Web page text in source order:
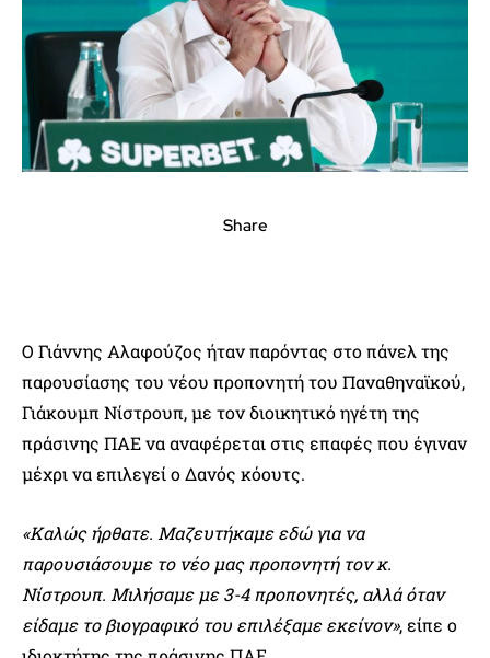
Share
Ο Γιάννης Αλαφούζος ήταν παρόντας στο πάνελ της
παρουσίασης του νέου προπονητή του Παναθηναϊκού,
Γιάκουμπ Νίστρουπ, με τον διοικητικό ηγέτη της
πράσινης ΠΑΕ να αναφέρεται στις επαφές που έγιναν
μέχρι να επιλεγεί ο Δανός κόουτς.
«Καλώς ήρθατε. Μαζευτήκαμε εδώ για να
παρουσιάσουμε το νέο μας προπονητή τον κ.
Νίστρουπ. Μιλήσαμε με 3-4 προπονητές, αλλά όταν
είδαμε το βιογραφικό του επιλέξαμε εκείνον», είπε ο